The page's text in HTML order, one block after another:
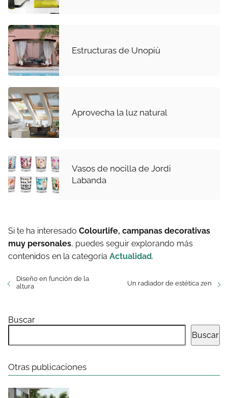
Estructuras de Unopiù
Aprovecha la luz natural
Vasos de nocilla de Jordi
Labanda
Si te ha interesado Colourlife, campanas decorativas
muy personales, puedes seguir explorando más
contenidos en la categoría Actualidad.
Diseño en función de la
altura
Un radiador de estética zen
Buscar
Buscar
Otras publicaciones